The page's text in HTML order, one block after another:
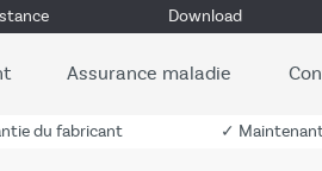
Download
Assurance maladie
du fabricant
✓